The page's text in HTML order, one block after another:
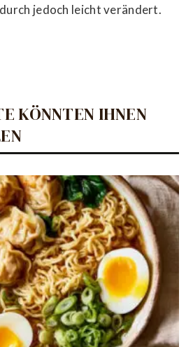
jedoch leicht verändert.
KÖNNTEN IHNEN